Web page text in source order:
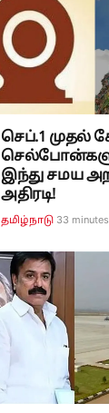
செப்.1 முதல்
இந்து சமய
அதிரடி!
தமிழ்நாடு 33